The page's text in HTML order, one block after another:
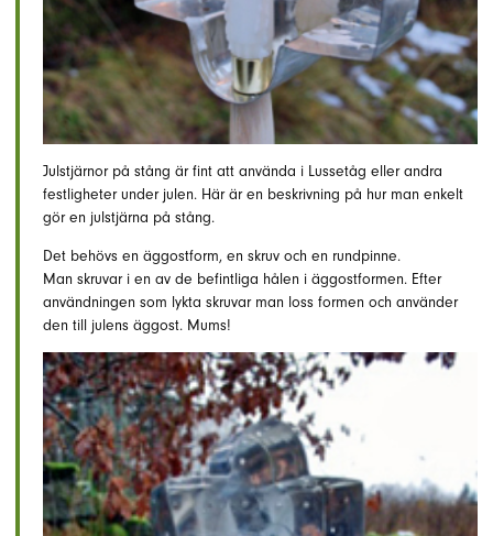
Julstjärnor på stång är fint att använda i Lussetåg eller andra
festligheter under julen. Här är en beskrivning på hur man enkelt
gör en julstjärna på stång.
Det behövs en äggostform, en skruv och en rundpinne.
Man skruvar i en av de befintliga hålen i äggostformen. Efter
användningen som lykta skruvar man loss formen och använder
den till julens äggost. Mums!